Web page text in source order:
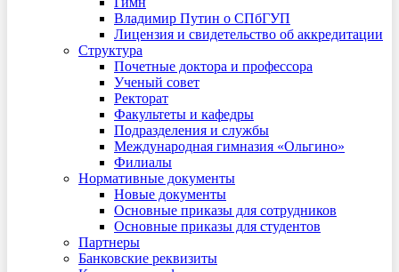
Владимир Путин о СПбГУП
Лицензия и свидетельство об аккредитации
Структура
Почетные доктора и профессора
Ученый совет
Ректорат
Факультеты и кафедры
Подразделения и службы
Международная гимназия «Ольгино»
Филиалы
Нормативные документы
Новые документы
Основные приказы для сотрудников
Основные приказы для студентов
Партнеры
Банковские реквизиты